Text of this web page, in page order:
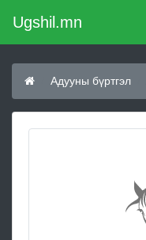
Ugshil.mn
Адууны бүртгэл